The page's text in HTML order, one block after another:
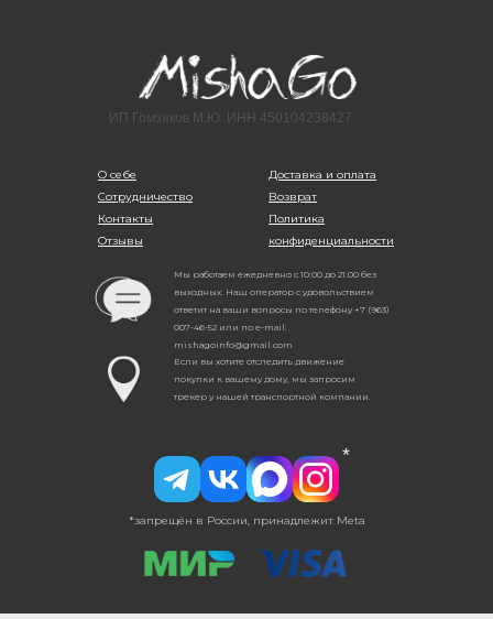
О себе
Сотрудничество
Контакты
Отзывы
ИП Гомзяков М.Ю. ИНН 450104238427
Доставка и оплата
Возврат
Политика
конфиденциальности
Мы работаем ежедневно с 10:00 до 21:00 без
выходных. Наш оператор с удовольствием
ответит на ваши вопросы по телефону +7 (963)
007-46-52 или по e-mail:
mishagoinfo@gmail.com
Если вы хотите отследить движение
покупки к вашему дому, мы запросим
трекер у нашей транспортной компании.
*
*запрещён в России, принадлежит Meta